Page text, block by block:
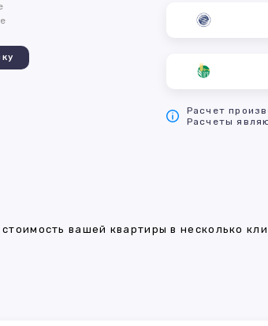
Расчет
Расчеты
вашей квартиры в несколько